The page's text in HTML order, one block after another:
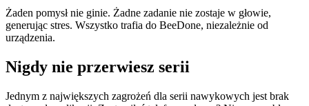
Żaden pomysł nie ginie. Żadne zadanie nie zostaje w głowie,
generując stres. Wszystko trafia do BeeDone, niezależnie od
urządzenia.
Nigdy nie przerwiesz serii
Jednym z największych zagrożeń dla serii nawykowych jest brak